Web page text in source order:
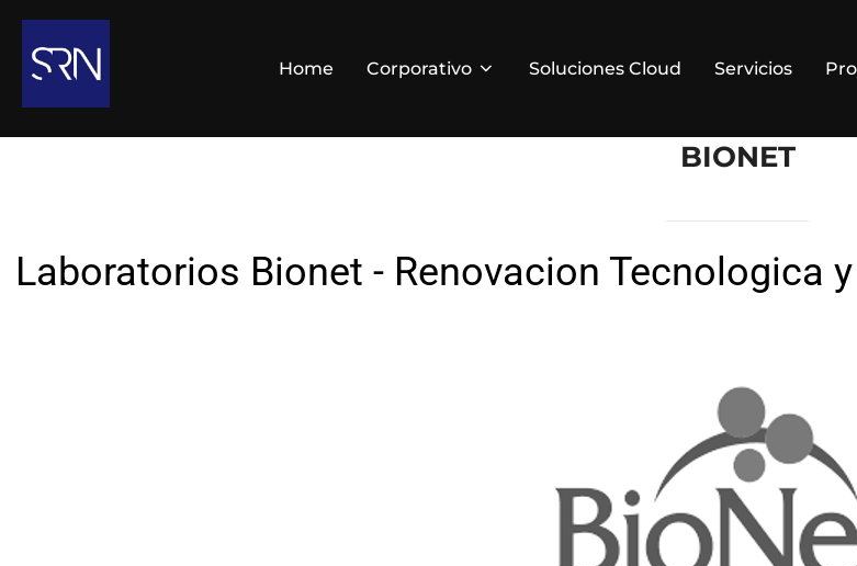
Home Corporativo Soluciones Cloud Servicios
BIONET
Laboratorios Bionet - Renovacion Tecnologica